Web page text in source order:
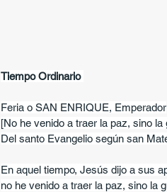
Tiempo Ordinario
Feria o SAN ENRIQUE, Emperador
[No he venido a traer la paz, sino la
Del santo Evangelio según san
En aquel tiempo, Jesús dijo a sus
no he venido a traer la paz, sino la